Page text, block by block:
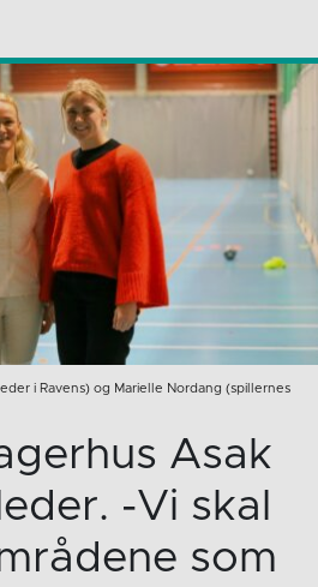
i Ravens) og Marielle Nordang (spillernes
Asak
-Vi skal
som